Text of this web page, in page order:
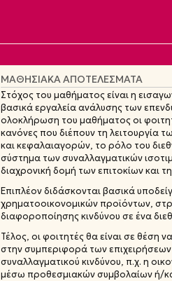
ΜΑΘΗΣΙΑΚΆ ΑΠΟΤΕΛΈΣΜΑΤΑ
Στόχος του μαθήματος είναι η
βασικά εργαλεία ανάλυσης των
ολοκλήρωση του μαθήματος οι
κανόνες που διέπουν τη
και κεφαλαιαγορών, το ρόλο του
σύστημα των συναλλαγματικών
διαχρονική δομή των επιτοκίων και
Επιπλέον διδάσκονται βασικά
χρηματοοικονομικών προϊόντων,
διαφοροποίησης κινδύνου σε ένα
Τέλος, οι φοιτητές θα είναι σε θέση
στην συμπεριφορά των
συναλλαγματικού κινδύνου, π.χ. η
μέσω προθεσμιακών συμβολαίων ή/